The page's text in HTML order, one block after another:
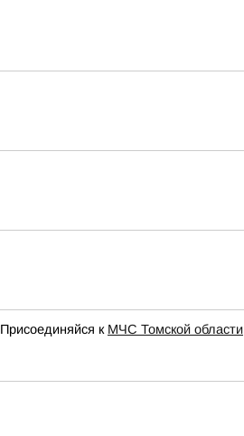
Присоединяйся к МЧС Томской области